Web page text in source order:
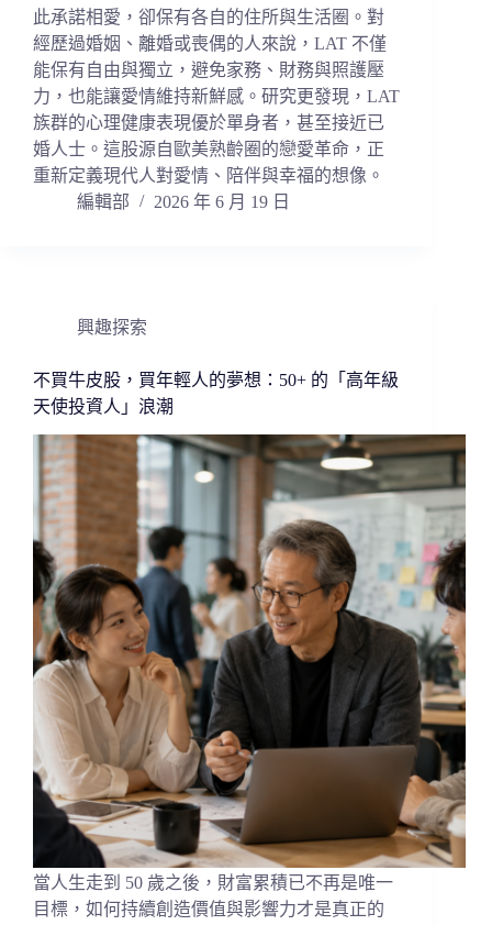
此承諾相愛，卻保有各自的住所與生活圈。對
經歷過婚姻、離婚或喪偶的人來說，LAT 不僅
能保有自由與獨立，避免家務、財務與照護壓
力，也能讓愛情維持新鮮感。研究更發現，LAT
族群的心理健康表現優於單身者，甚至接近已
婚人士。這股源自歐美熟齡圈的戀愛革命，正
重新定義現代人對愛情、陪伴與幸福的想像。
編輯部
2026 年 6 月 19 日
興趣探索
不買牛皮股，買年輕人的夢想：50+ 的「高年級
天使投資人」浪潮
當人生走到 50 歲之後，財富累積已不再是唯一
目標，如何持續創造價值與影響力才是真正的